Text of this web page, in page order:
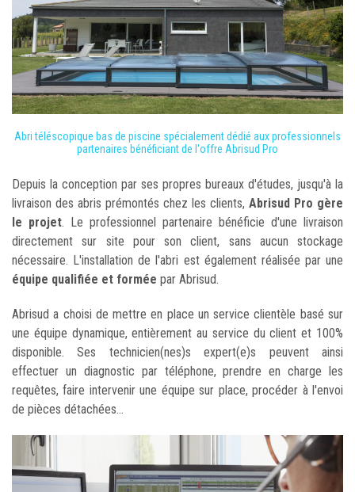
Abri téléscopique bas de piscine spécialement dédié aux professionnels
partenaires bénéficiant de l'offre Abrisud Pro
Depuis la conception par ses propres bureaux d'études, jusqu'à la
livraison des abris prémontés chez les clients, Abrisud Pro gère
le projet. Le professionnel partenaire bénéficie d'une livraison
directement sur site pour son client, sans aucun stockage
nécessaire. L'installation de l'abri est également réalisée par une
équipe qualifiée et formée par Abrisud.
Abrisud a choisi de mettre en place un service clientèle basé sur
une équipe dynamique, entièrement au service du client et 100%
disponible. Ses technicien(nes)s expert(e)s peuvent ainsi
effectuer un diagnostic par téléphone, prendre en charge les
requêtes, faire intervenir une équipe sur place, procéder à l'envoi
de pièces détachées...